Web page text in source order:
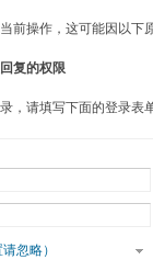
前操作，这可能因以下
复的权限
，请填写下面的登录表
忽略）